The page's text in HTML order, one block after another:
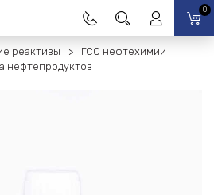
0
реактивы
ГСО нефтехимии
нефтепродуктов